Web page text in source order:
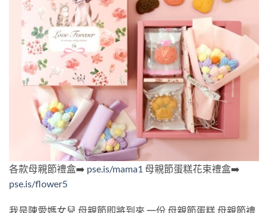
各款母親節禮盒➡️ pse.is/mama1 母親節蛋糕花束禮盒➡️
pse.is/flower5
我是陳愛媽女兒 母親節即將到來 一份 母親節蛋糕 母親節禮